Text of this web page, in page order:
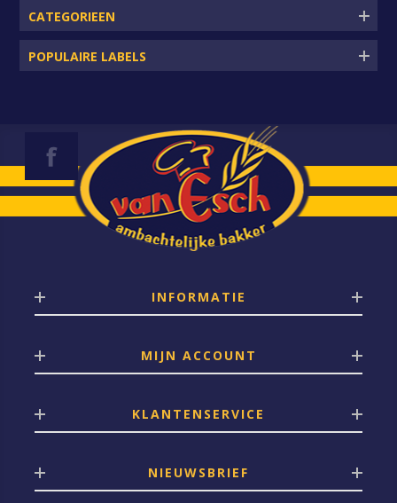
CATEGORIEEN
POPULAIRE LABELS
INFORMATIE
MIJN ACCOUNT
KLANTENSERVICE
NIEUWSBRIEF